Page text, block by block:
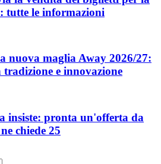
tutte le informazioni
nuova maglia Away 2026/27:
e innovazione
insiste: pronta un'offerta da
chiede 25